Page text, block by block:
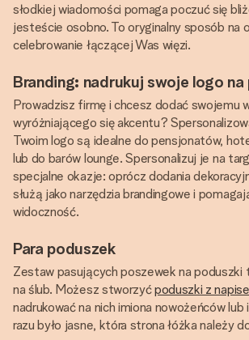
słodkiej wiadomości pomaga poczuć się
jesteście osobno. To oryginalny sposób na
celebrowanie łączącej Was więzi.
Branding: nadrukuj swoje logo
Prowadzisz firmę i chcesz dodać swojemu
wyróżniającego się akcentu?
Twoim logo są idealne do pensjonatów,
lub do barów lounge. Spersonalizuj je na
specjalne okazje: oprócz dodania
służą jako narzędzia brandingowe i
widoczność.
Para poduszek
Zestaw pasujących poszewek na
na ślub. Możesz stworzyćpoduszki z
nadrukować na nich imiona nowożeńców lub
razu było jasne, która strona łóżka należy